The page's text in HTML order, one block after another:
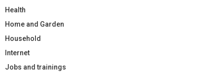
Health
Home and Garden
Household
Internet
Jobs and trainings